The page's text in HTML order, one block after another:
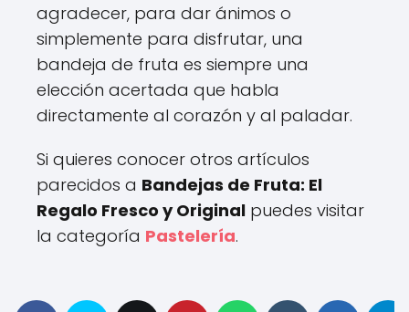
agradecer, para dar ánimos o
simplemente para disfrutar, una
bandeja de fruta es siempre una
elección acertada que habla
directamente al corazón y al paladar.
Si quieres conocer otros artículos
parecidos a Bandejas de Fruta: El
Regalo Fresco y Original puedes visitar
la categoría Pastelería.